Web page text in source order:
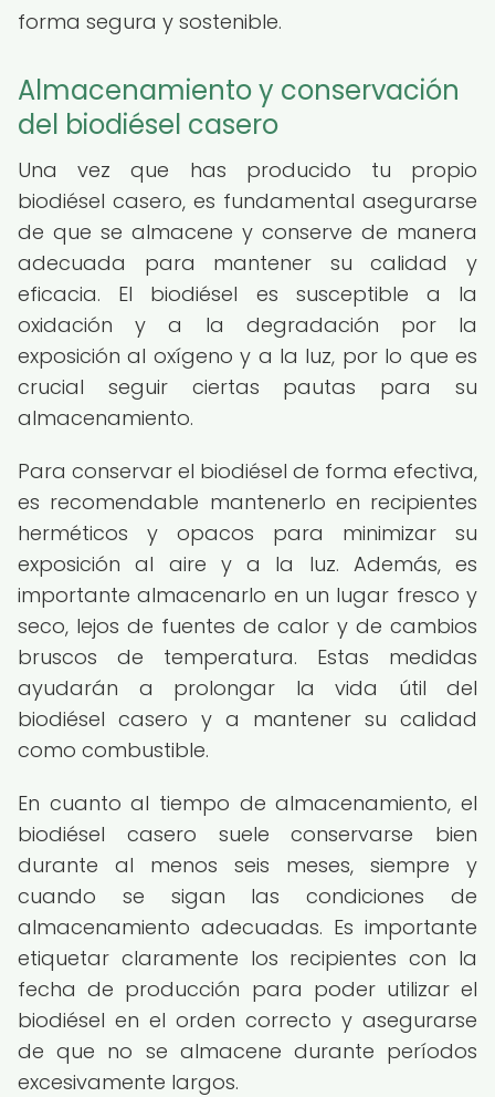
forma segura y sostenible.
Almacenamiento y conservación
del biodiésel casero
Una vez que has producido tu propio
biodiésel casero, es fundamental asegurarse
de que se almacene y conserve de manera
adecuada para mantener su calidad y
eficacia. El biodiésel es susceptible a la
oxidación y a la degradación por la
exposición al oxígeno y a la luz, por lo que es
crucial seguir ciertas pautas para su
almacenamiento.
Para conservar el biodiésel de forma efectiva,
es recomendable mantenerlo en recipientes
herméticos y opacos para minimizar su
exposición al aire y a la luz. Además, es
importante almacenarlo en un lugar fresco y
seco, lejos de fuentes de calor y de cambios
bruscos de temperatura. Estas medidas
ayudarán a prolongar la vida útil del
biodiésel casero y a mantener su calidad
como combustible.
En cuanto al tiempo de almacenamiento, el
biodiésel casero suele conservarse bien
durante al menos seis meses, siempre y
cuando se sigan las condiciones de
almacenamiento adecuadas. Es importante
etiquetar claramente los recipientes con la
fecha de producción para poder utilizar el
biodiésel en el orden correcto y asegurarse
de que no se almacene durante períodos
excesivamente largos.